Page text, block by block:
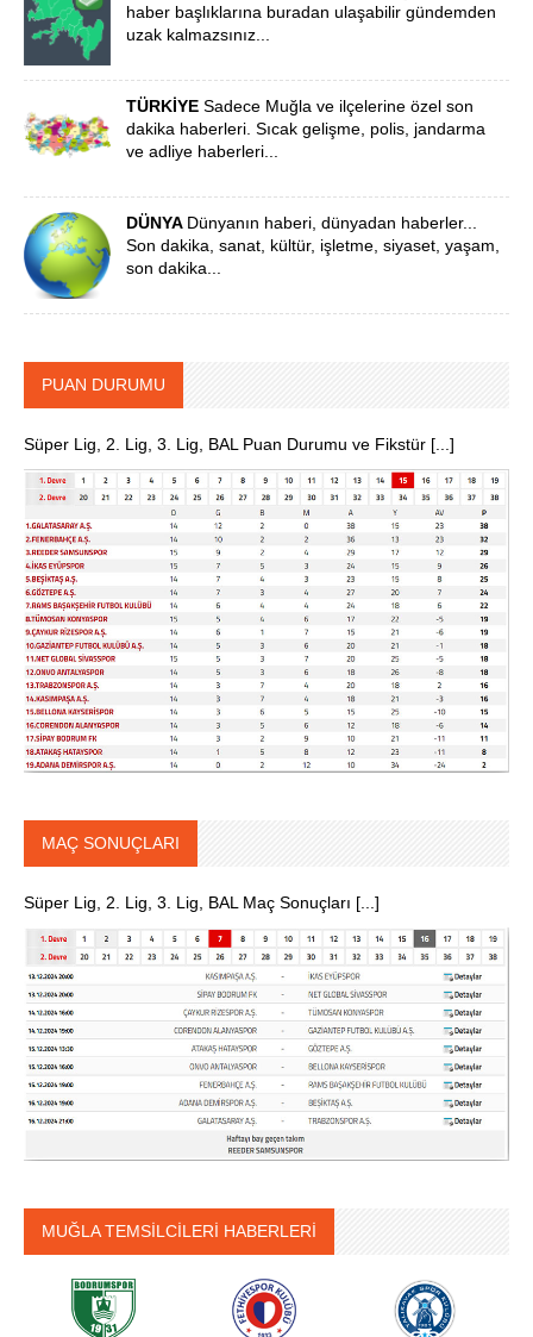
haber başlıklarına buradan ulaşabilir gündemden
uzak kalmazsınız...
TÜRKİYESadece Muğla ve ilçelerine özel son
dakika haberleri. Sıcak gelişme, polis, jandarma
ve adliye haberleri...
DÜNYA Dünyanın haberi, dünyadan haberler...
Son dakika, sanat, kültür, işletme, siyaset, yaşam,
son dakika...
PUAN DURUMU
Süper Lig, 2. Lig, 3. Lig, BAL Puan Durumu ve Fikstür [...]
MAÇ SONUÇLARI
Süper Lig, 2. Lig, 3. Lig, BAL Maç Sonuçları [...]
MUĞLA TEMSİLCİLERİ HABERLERİ